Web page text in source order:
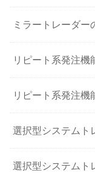
ミラートレーダー
リピート系発注機
リピート系発注機
選択型システムト
選択型システムト